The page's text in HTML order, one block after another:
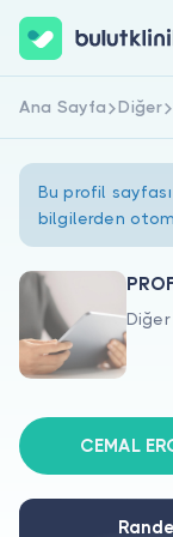
Hakkımızda
Doktorlar için
Hemen
Ana Sayfa Diğer
Bu profil
bilgilerden
Diğer
CEMAL